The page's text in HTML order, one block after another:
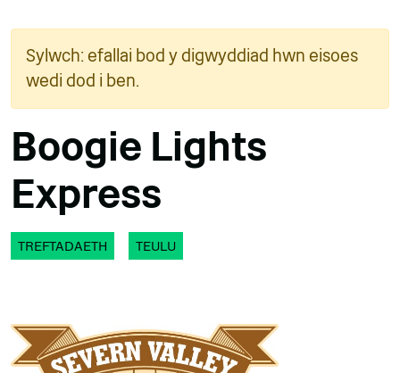
Sylwch: efallai bod y digwyddiad hwn eisoes
wedi dod i ben.
Boogie Lights
Express
TREFTADAETH TEULU